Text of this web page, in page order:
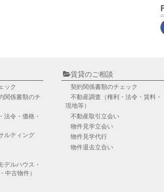
ック
関係書類のチ
法令・価格・
ルティング
デルハウス・
中古物件）
賃貸のご相談
契約関係書類のチェック
不動産調査
（権利・法令・賃料・
現地等）
不動産取引立会い
物件見学立会い
物件見学代行
物件退去立合い